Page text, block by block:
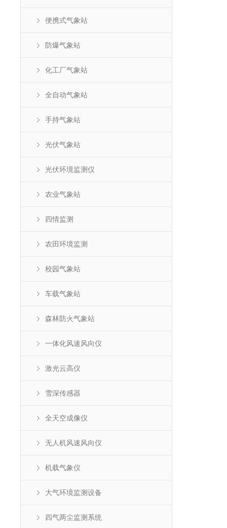
便携式气象站
防爆气象站
化工厂气象站
全自动气象站
手持气象站
光伏气象站
光伏环境监测仪
农业气象站
四情监测
农田环境监测
校园气象站
车载气象站
森林防火气象站
一体化风速风向仪
激光云高仪
雪深传感器
全天空成像仪
无人机风速风向仪
机载气象仪
大气环境监测设备
四气两尘监测系统